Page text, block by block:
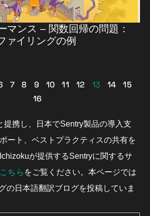
マンス – 関数回帰の問題：
ァイリングの例
7 8 9 10 11 12 13 14
15
16
提携し、日本でSentry製品の導入支
ート、ベストプラクティスの共有を
が提供するSentryに関するサ
こちら をご覧ください。本ページでは
の日本語翻訳ブログを投稿していま